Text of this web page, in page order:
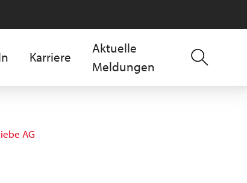
Karriere
Aktuelle
Meldungen
AG